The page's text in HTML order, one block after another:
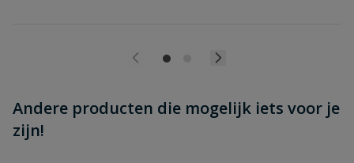
Andere producten die mogelijk iets voor je
zijn!